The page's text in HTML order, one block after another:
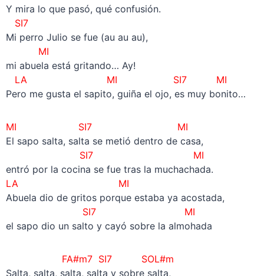
Y mira lo que pasó, qué confusión.
SI7
Mi perro Julio se fue (au au au),
MI
mi abuela está gritando… Ay!
LA
MI SI7 MI
Pero me gusta el sapito, guiña el ojo, es muy bonito…
MI SI7 MI
El sapo salta, salta se metió dentro de casa,
SI7 MI
entró por la cocina se fue tras la muchachada.
LA MI
Abuela dio de gritos porque estaba ya acostada,
SI7 MI
el sapo dio un salto y cayó sobre la almohada
FA#m7 SI7 SOL#m
Salta, salta, salta, salta y sobre salta,